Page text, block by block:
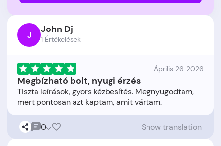
J John Dj
1 Értékelések
Április 26, 2026
Megbízható bolt, nyugi érzés
Tiszta leírások, gyors kézbesítés. Megnyugodtam,
0 Show translation